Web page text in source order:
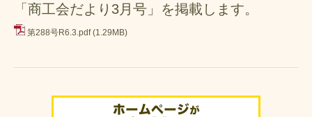
「商工会だより3月号」を掲載します。
第288号R6.3.pdf (1.29MB)